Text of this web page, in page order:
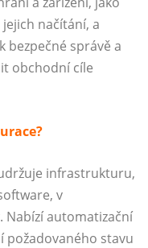
načítání, a
bezpečné správě a
obchodní cíle
infrastrukturu,
v
Nabízí automatizační
požadovaného stavu